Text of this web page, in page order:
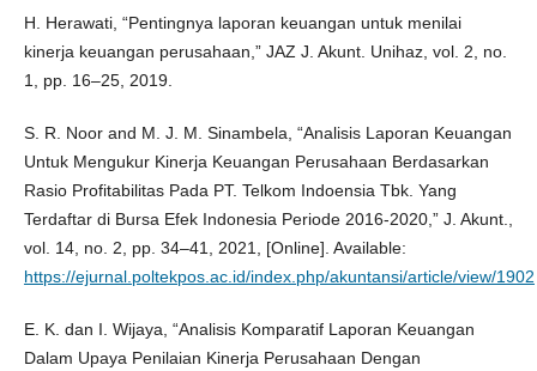
H. Herawati, “Pentingnya laporan keuangan untuk menilai
kinerja keuangan perusahaan,” JAZ J. Akunt. Unihaz, vol. 2, no.
1, pp. 16–25, 2019.
S. R. Noor and M. J. M. Sinambela, “Analisis Laporan Keuangan
Untuk Mengukur Kinerja Keuangan Perusahaan Berdasarkan
Rasio Profitabilitas Pada PT. Telkom Indoensia Tbk. Yang
Terdaftar di Bursa Efek Indonesia Periode 2016-2020,” J. Akunt.,
vol. 14, no. 2, pp. 34–41, 2021, [Online]. Available:
https://ejurnal.poltekpos.ac.id/index.php/akuntansi/article/view/1902
E. K. dan I. Wijaya, “Analisis Komparatif Laporan Keuangan
Dalam Upaya Penilaian Kinerja Perusahaan Dengan